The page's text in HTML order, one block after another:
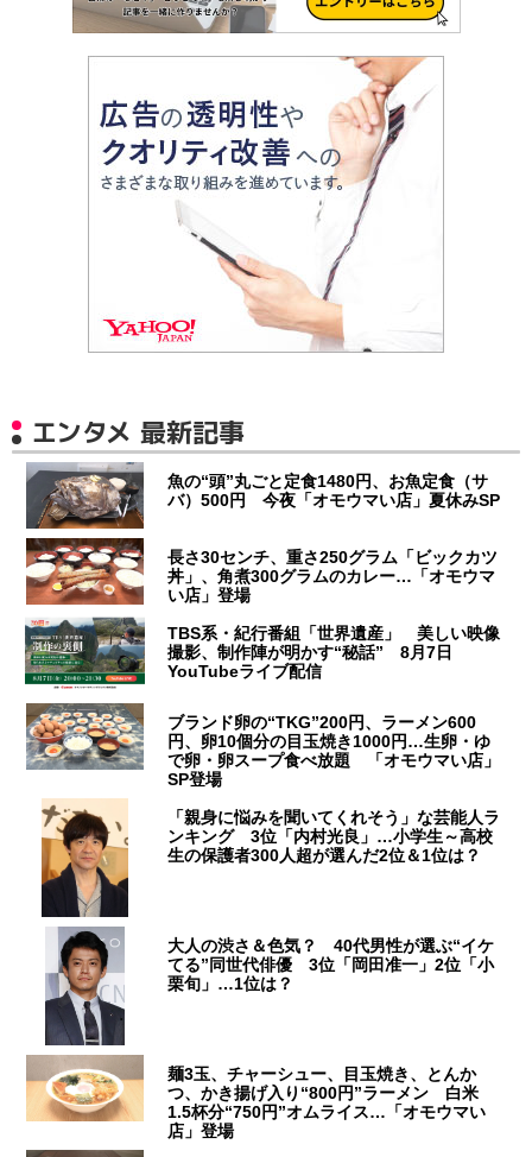
エンタメ 最新記事
魚の“頭”丸ごと定食1480円、お魚定食（サ
バ）500円 今夜「オモウマい店」夏休みSP
長さ30センチ、重さ250グラム「ビックカツ
丼」、角煮300グラムのカレー…「オモウマ
い店」登場
TBS系・紀行番組「世界遺産」 美しい映像
撮影、制作陣が明かす“秘話” 8月7日
YouTubeライブ配信
ブランド卵の“TKG”200円、ラーメン600
円、卵10個分の目玉焼き1000円…生卵・ゆ
で卵・卵スープ食べ放題 「オモウマい店」
SP登場
「親身に悩みを聞いてくれそう」な芸能人ラ
ンキング 3位「内村光良」…小学生～高校
生の保護者300人超が選んだ2位＆1位は？
大人の渋さ＆色気？ 40代男性が選ぶ“イケ
てる”同世代俳優 3位「岡田准一」2位「小
栗旬」…1位は？
麺3玉、チャーシュー、目玉焼き、とんか
つ、かき揚げ入り“800円”ラーメン 白米
1.5杯分“750円”オムライス…「オモウマい
店」登場